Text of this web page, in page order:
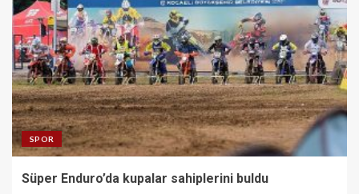
SPOR
Süper Enduro’da kupalar sahiplerini buldu